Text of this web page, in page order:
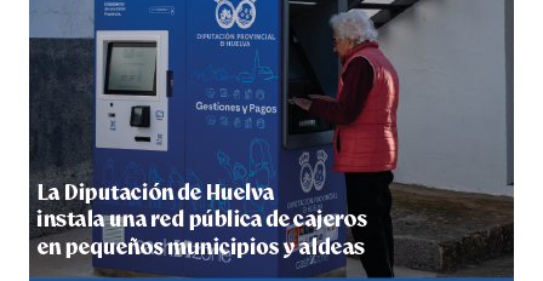
5º DÍA DE LAS FIESTAS COLOMBINAS 2026
hace 5 días·Huelvatv